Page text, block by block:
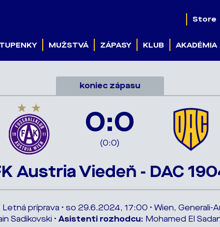
Store
MUŽSTVÁ ZÁPASY KLUB AKADÉMIA
koniec zápasu
0:0
(0:0)
Austria Viedeň - DAC
príprava • so 29.6.2024, 17:00 • Wien, Generali-
Sadikovski • Asistenti rozhodcu: Mohamed El